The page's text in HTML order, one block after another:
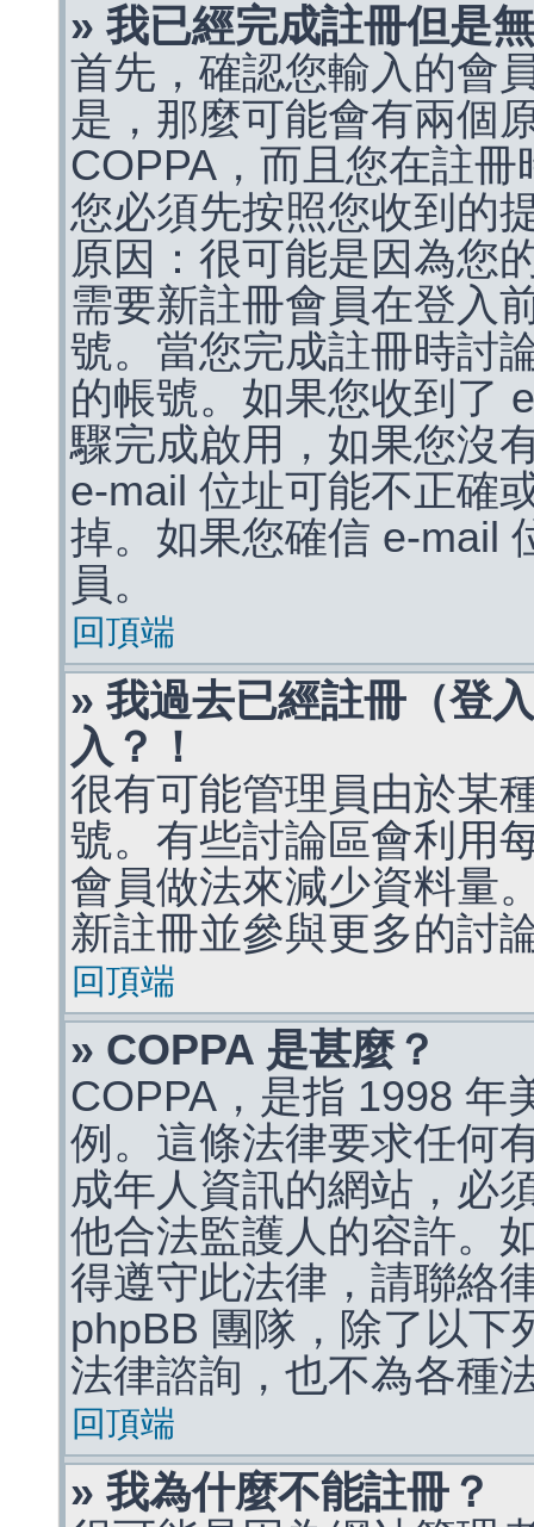
» 我已經完成註冊但是
首先，確認您輸入的會
是，那麼可能會有兩個
COPPA，而且您在註
您必須先按照您收到的
原因：很可能是因為您
需要新註冊會員在登入
號。當您完成註冊時討
的帳號。如果您收到了
驟完成啟用，如果您沒
e-mail 位址可能不正確
掉。如果您確信 e-mail
員。
回頂端
» 我過去已經註冊（登
入？！
很有可能管理員由於某
號。有些討論區會利用
會員做法來減少資料量
新註冊並參與更多的討
回頂端
» COPPA 是甚麼？
COPPA，是指 1998 年
例。這條法律要求任何
成年人資訊的網站，必
他合法監護人的容許。
得遵守此法律，請聯絡
phpBB 團隊，除了以下
法律諮詢，也不為各種
回頂端
» 我為什麼不能註冊？